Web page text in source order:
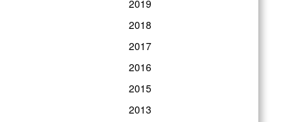
2019
2018
2017
2016
2015
2013